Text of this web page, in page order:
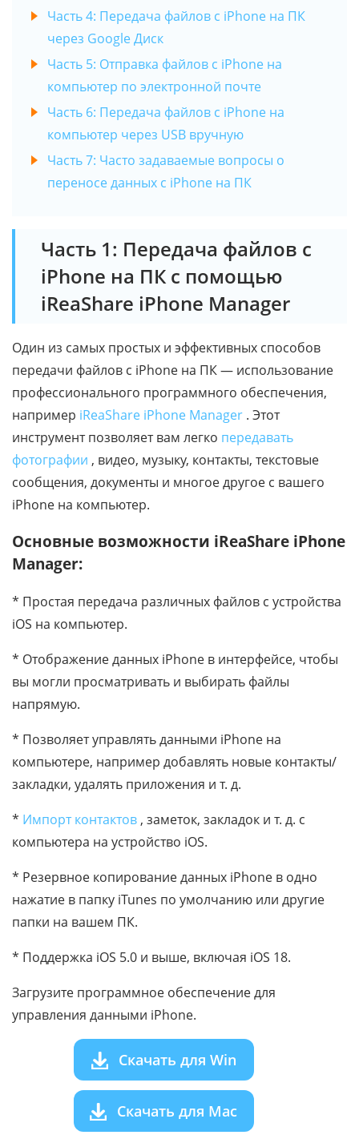
Часть 4: Передача файлов с iPhone на ПК
через Google Диск
Часть 5: Отправка файлов с iPhone на
компьютер по электронной почте
Часть 6: Передача файлов с iPhone на
компьютер через USB вручную
Часть 7: Часто задаваемые вопросы о
переносе данных с iPhone на ПК
Часть 1: Передача файлов с
iPhone на ПК с помощью
iReaShare iPhone Manager
Один из самых простых и эффективных способов
передачи файлов с iPhone на ПК — использование
профессионального программного обеспечения,
например iReaShare iPhone Manager . Этот
инструмент позволяет вам легко передавать
фотографии , видео, музыку, контакты, текстовые
сообщения, документы и многое другое с вашего
iPhone на компьютер.
Основные возможности iReaShare iPhone
Manager:
* Простая передача различных файлов с устройства
iOS на компьютер.
* Отображение данных iPhone в интерфейсе, чтобы
вы могли просматривать и выбирать файлы
напрямую.
* Позволяет управлять данными iPhone на
компьютере, например добавлять новые контакты/
закладки, удалять приложения и т. д.
* Импорт контактов , заметок, закладок и т. д. с
компьютера на устройство iOS.
* Резервное копирование данных iPhone в одно
нажатие в папку iTunes по умолчанию или другие
папки на вашем ПК.
* Поддержка iOS 5.0 и выше, включая iOS 18.
Загрузите программное обеспечение для
управления данными iPhone.
Скачать для Win
Скачать для Mac